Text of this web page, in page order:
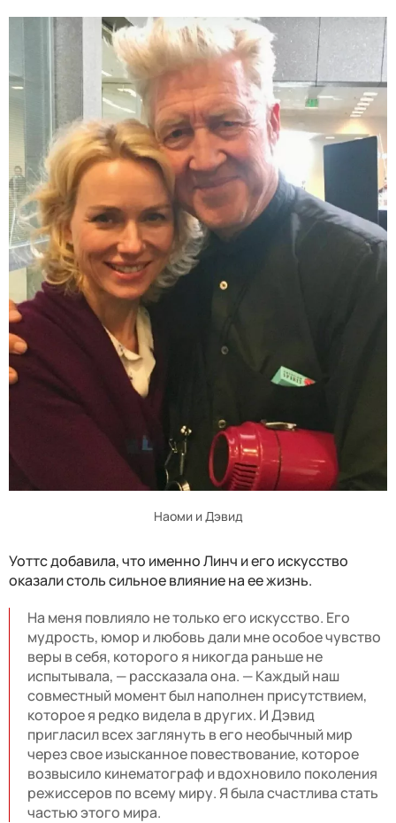
Наоми и Дэвид
Уоттс добавила, что именно Линч и его искусство
оказали столь сильное влияние на ее жизнь.
На меня повлияло не только его искусство. Его
мудрость, юмор и любовь дали мне особое чувство
веры в себя, которого я никогда раньше не
испытывала, — рассказала она. — Каждый наш
совместный момент был наполнен присутствием,
которое я редко видела в других. И Дэвид
пригласил всех заглянуть в его необычный мир
через свое изысканное повествование, которое
возвысило кинематограф и вдохновило поколения
режиссеров по всему миру. Я была счастлива стать
частью этого мира.